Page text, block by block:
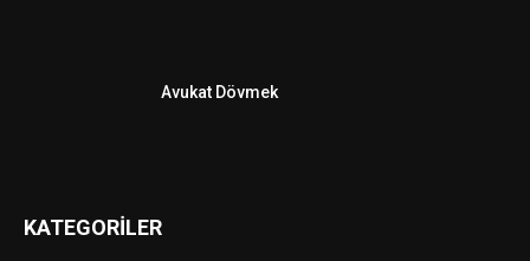
Avukat Dövmek
KATEGORİLER